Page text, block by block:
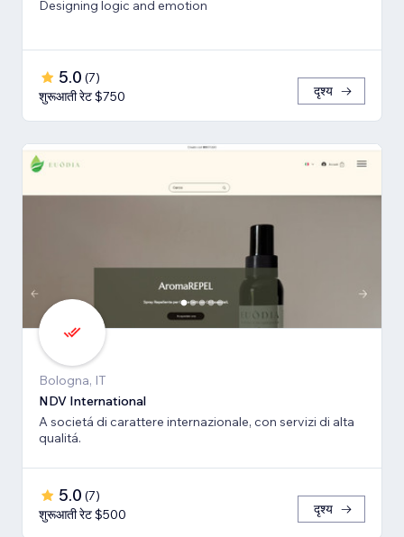
Designing logic and emotion
5.0 (7)
शुरूआती रेट $750
दृश्य
Bologna, IT
NDV International
A societá di carattere internazionale, con servizi di alta
qualitá.
5.0 (7)
शुरूआती रेट $500
दृश्य